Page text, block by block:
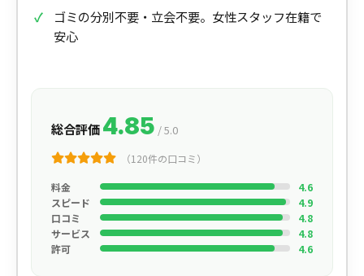
ゴミの分別不要・立会不要。女性スタッフ在籍で
安心
総合評価4.85 / 5.0
（120件の口コミ）
料金
4.6
スピード
4.9
口コミ
4.8
サービス
4.8
許可
4.6